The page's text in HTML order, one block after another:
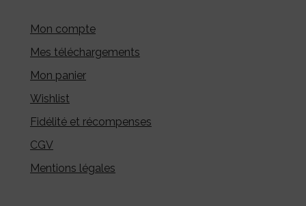
Mon compte
Mes téléchargements
Mon panier
Wishlist
Fidélité et récompenses
CGV
Mentions légales